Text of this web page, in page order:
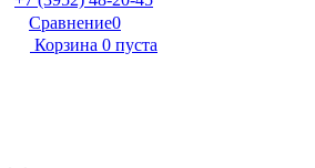
Сравнение0
Корзина 0 пуста